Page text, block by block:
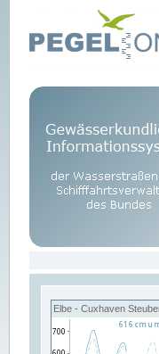
Elbe - Cuxhaven